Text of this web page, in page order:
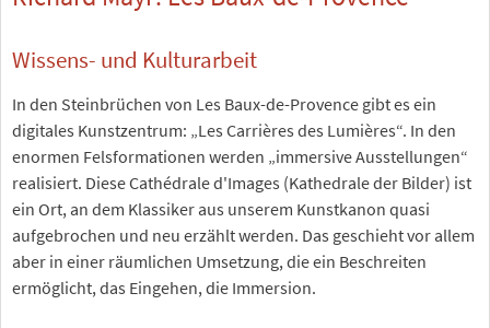
Wissens- und Kulturarbeit
In den Steinbrüchen von Les Baux-de-Provence gibt es ein
digitales Kunstzentrum: „Les Carrières des Lumières“. In den
enormen Felsformationen werden „immersive Ausstellungen“
realisiert. Diese Cathédrale d'Images (Kathedrale der Bilder) ist
ein Ort, an dem Klassiker aus unserem Kunstkanon quasi
aufgebrochen und neu erzählt werden. Das geschieht vor allem
aber in einer räumlichen Umsetzung, die ein Beschreiten
ermöglicht, das Eingehen, die Immersion.